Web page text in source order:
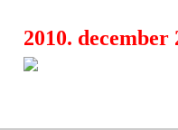
2010. december